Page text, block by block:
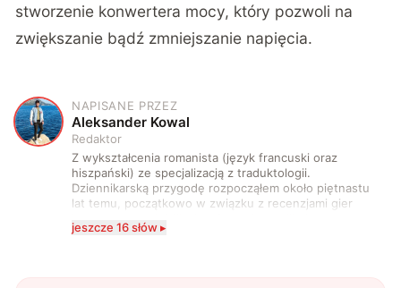
stworzenie konwertera mocy, który pozwoli na
zwiększanie bądź zmniejszanie napięcia.
A
NAPISANE PRZEZ
Aleksander Kowal
Redaktor
Z wykształcenia romanista (język francuski oraz
hiszpański) ze specjalizacją z traduktologii.
Dziennikarską przygodę rozpocząłem około piętnastu
lat temu, początkowo w związku z recenzjami gier
komputerowych i filmów. Obecnie publikuję
zdecydowanie częściej na tematy związane z nauką
także uprawiać oraz oglądać sport.
jeszcze 16 słów ▸